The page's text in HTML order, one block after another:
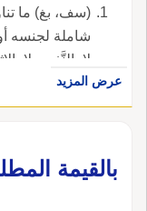
(سف، بغ) ما
شاملة لجنسه
لا بالنَّفي ولا
عرض المزيد
بالقيمة